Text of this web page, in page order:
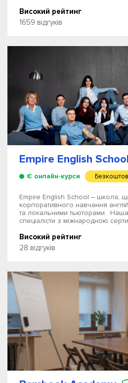
Високий рейтинг
1659 відгуків
Empire English School
Є онлайн-курси
Empire English School – школа,
корпоративного навчання
та локальними тьюторами.
спеціалісти з міжнародною
Високий рейтинг
28 відгуків